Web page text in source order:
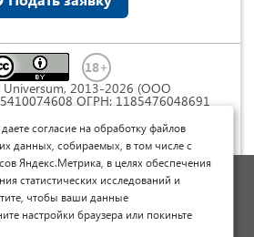
2013-2026 (ООО
ОГРН: 1185476048691
(«Атрибуция») 4.0
персональных данных
Договор оферты
научную статью
согласие на обработку файлов
данных, собираемых, в том числе с
Яндекс.Метрика, в целях обеспечения
статистических исследований и
чтобы ваши данные
настройки браузера или покиньте